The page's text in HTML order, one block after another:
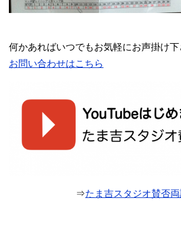
何かあればいつでもお気軽にお声掛け
お問い合わせはこちら
⇒たま吉スタジオ賛否